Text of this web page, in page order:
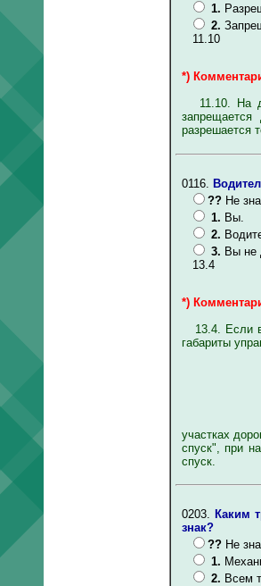
1.
2.
11.10
*)
11.10. На
разрешается
0116.
?? Не
1. Вы.
2.
3. Вы не
13.4
*)
13.4. Если
габариты
участках
спуск", при
спуск.
0203.
Каким
знак?
?? Не
1.
2. Всем